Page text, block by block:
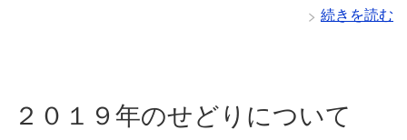
続きを読む
２０１９年のせどりについて